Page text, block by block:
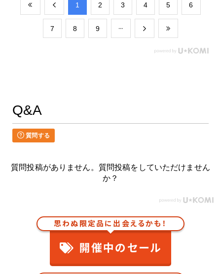
​1 ​2 ​3 ​4 ​5 ​6
​7 ​8 ​9
Q&A
質問する
質問投稿がありません。質問投稿をしていただけません
か？
思わぬ限定品に出会えるかも！
開催中のセール